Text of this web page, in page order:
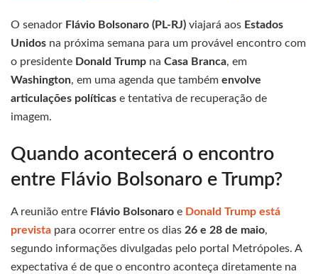
O senador Flávio Bolsonaro (PL-RJ) viajará aos Estados
Unidos na próxima semana para um provável encontro com
o presidente Donald Trump na Casa Branca, em
Washington, em uma agenda que também envolve
articulações políticas e tentativa de recuperação de
imagem.
Quando acontecerá o encontro
entre Flávio Bolsonaro e Trump?
A reunião entre Flávio Bolsonaro e Donald Trump está
prevista para ocorrer entre os dias 26 e 28 de maio,
segundo informações divulgadas pelo portal Metrópoles. A
expectativa é de que o encontro aconteça diretamente na